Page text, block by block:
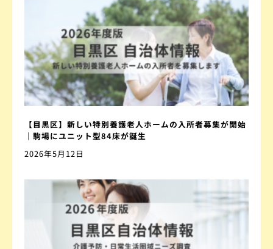
【目黒区】新しい特別養護老人ホームの入所者募集が開始
｜駒場にユニット型84床が誕生
2026年5月12日